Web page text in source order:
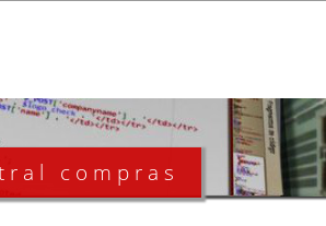
compras